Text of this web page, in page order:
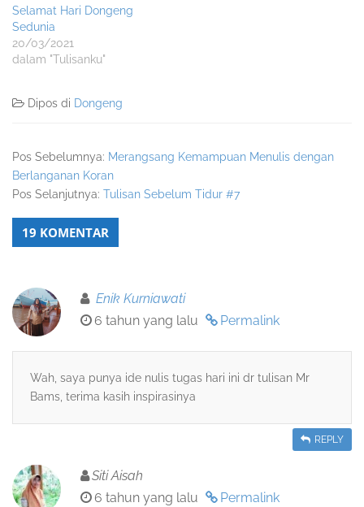
Selamat Hari Dongeng
Sedunia
20/03/2021
dalam "Tulisanku"
Dipos di Dongeng
Pos Sebelumnya: Merangsang Kemampuan Menulis dengan
Berlanganan Koran
Pos Selanjutnya: Tulisan Sebelum Tidur #7
19 KOMENTAR
Enik Kurniawati
6 tahun yang lalu
Permalink
Wah, saya punya ide nulis tugas hari ini dr tulisan Mr
Bams, terima kasih inspirasinya
REPLY
Siti Aisah
6 tahun yang lalu
Permalink